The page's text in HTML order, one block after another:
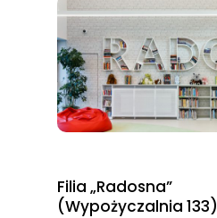
Filia „Radosna”
(Wypożyczalnia 133)